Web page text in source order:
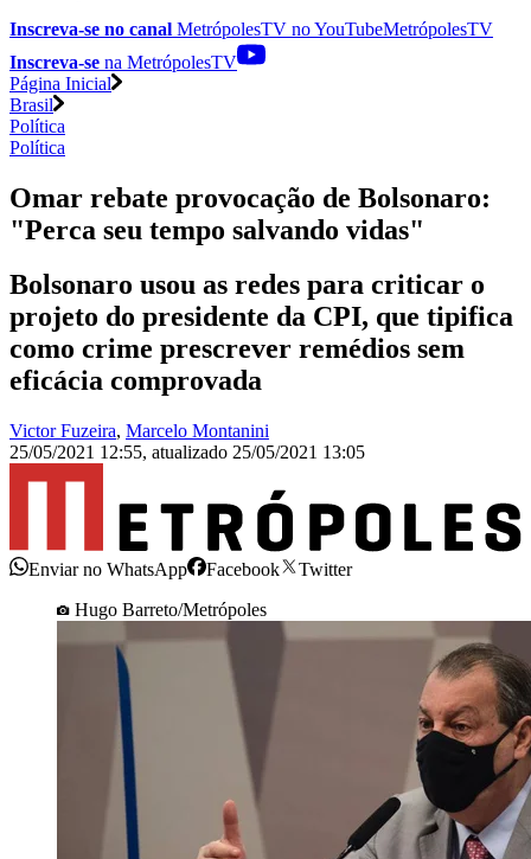
Inscreva-se no canal MetrópolesTV noYouTubeMetrópolesTV
Inscreva-se na MetrópolesTV
Página Inicial
Brasil
Política
Política
Omar rebate provocação de Bolsonaro:
"Perca seu tempo salvando vidas"
Bolsonaro usou as redes para criticar o
projeto do presidente da CPI, que tipifica
como crime prescrever remédios sem
eficácia comprovada
Victor Fuzeira, Marcelo Montanini
25/05/2021 12:55, atualizado 25/05/2021 13:05
Enviar no WhatsApp Facebook
Twitter
Hugo Barreto/Metrópoles